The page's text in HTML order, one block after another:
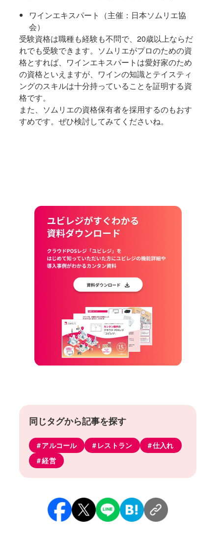
ワインエキスパート（主催：日本ソムリエ協
会）
受験資格は職種も経験も不問で、20歳以上ならだ
れでも受験できます。ソムリエがプロのための資
格とすれば、ワインエキスパートは愛好家のため
の資格といえますが、ワインの知識とテイスティ
ングのスキルは十分持っていることを証明する資
格です。
また、ソムリエの資格保有者を採用するのもおす
すめです。ぜひ検討してみてくださいね。
同じタグから記事を探す
アルコール レストラン
仕入れ
経営